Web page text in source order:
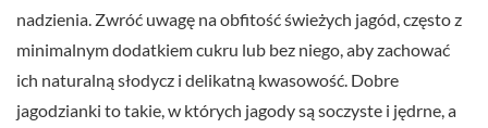
nadzienia. Zwróć uwagę na obfitość świeżych jagód, często z
minimalnym dodatkiem cukru lub bez niego, aby zachować
ich naturalną słodycz i delikatną kwasowość. Dobre
jagodzianki to takie, w których jagody są soczyste i jędrne, a